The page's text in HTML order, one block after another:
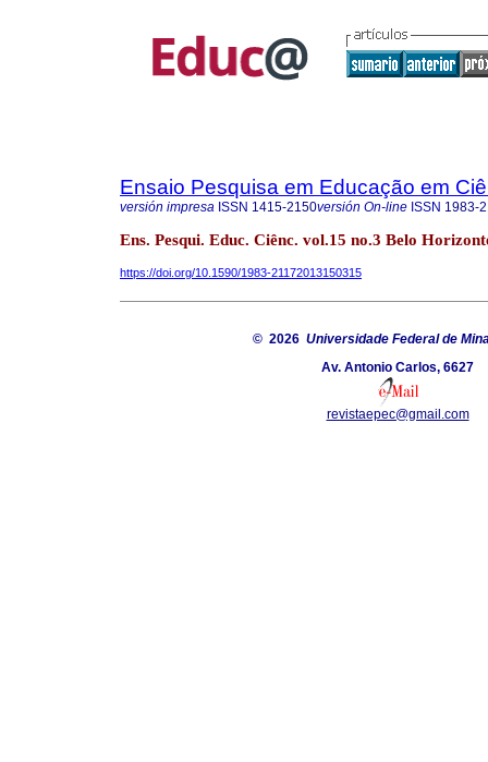
Ensaio Pesquisa em Educação em
versión impresa ISSN 1415-2150versión On-line ISSN 1983-
Ens. Pesqui. Educ. Ciênc. vol.15 no.3 Belo
https://doi.org/10.1590/1983-21172013150315
© 2026 Universidade Federal de
Av. Antonio Carlos, 6627
revistaepec@gmail.com